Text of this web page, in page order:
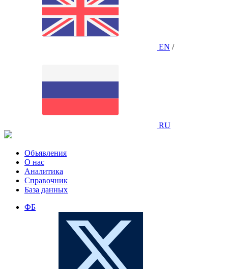
EN /
RU
Объявления
О нас
Аналитика
Справочник
База данных
ФБ